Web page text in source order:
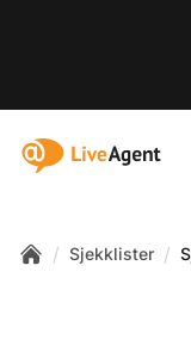
:site.title
/ Sjekklister /